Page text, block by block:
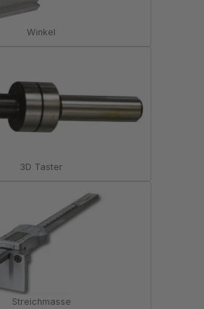
Winkel
3D Taster
Streichmasse